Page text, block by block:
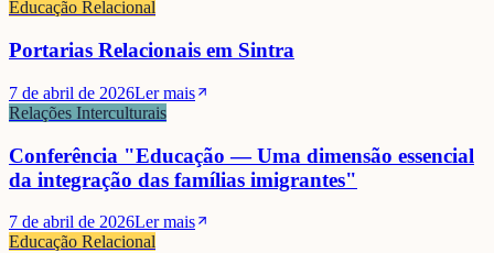
Educação Relacional
Portarias Relacionais em Sintra
7 de abril de 2026Ler mais
Relações Interculturais
Conferência "Educação — Uma dimensão essencial
da integração das famílias imigrantes"
7 de abril de 2026Ler mais
Educação Relacional